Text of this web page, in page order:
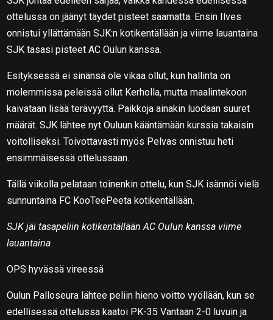
ottelussa on jäänyt täydet pisteet saamatta. Ensin Ilves
onnistui yllättämään SJK:n kotikentällään ja viime lauantaina
SJK tasasi pisteet AC Oulun kanssa.
Esityksessä ei sinänsä ole vikaa ollut, kun hallinta on
molemmissa peleissä ollut Kerholla, mutta maalintekoon
kaivataan lisää terävyyttä. Paikkoja ainakin luodaan suuret
määrät. SJK lähtee nyt Ouluun kääntämään kurssia takaisin
voitolliseksi. Toivottavasti myös Pelvas onnistuu heti
ensimmäisessä ottelussaan.
Tällä viikolla pelataan toinenkin ottelu, kun SJK isännöi vielä
sunnuntaina FC KooTeePeeta kotikentällään.
SJK jäi tasapeliin kotikentällään AC Oulun kanssa viime
lauantaina
OPS hyvässä vireessä
Oulun Palloseura lähtee peliin hieno voitto vyöllään, kun se
edellisessä ottelussa kaatoi PK-35 Vantaan 2-0 luvuin ja